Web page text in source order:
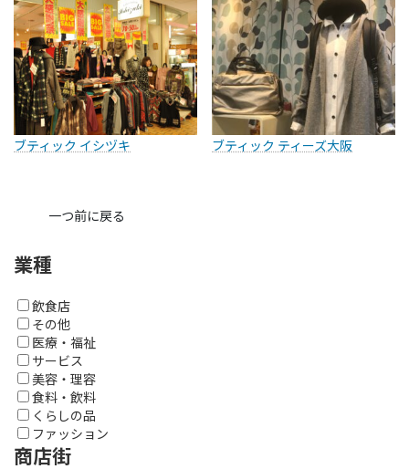
ブティック イシヅキ ブティック ティーズ大阪
一つ前に戻る
業種
飲食店
その他
医療・福祉
サービス
美容・理容
食料・飲料
くらしの品
ファッション
商店街